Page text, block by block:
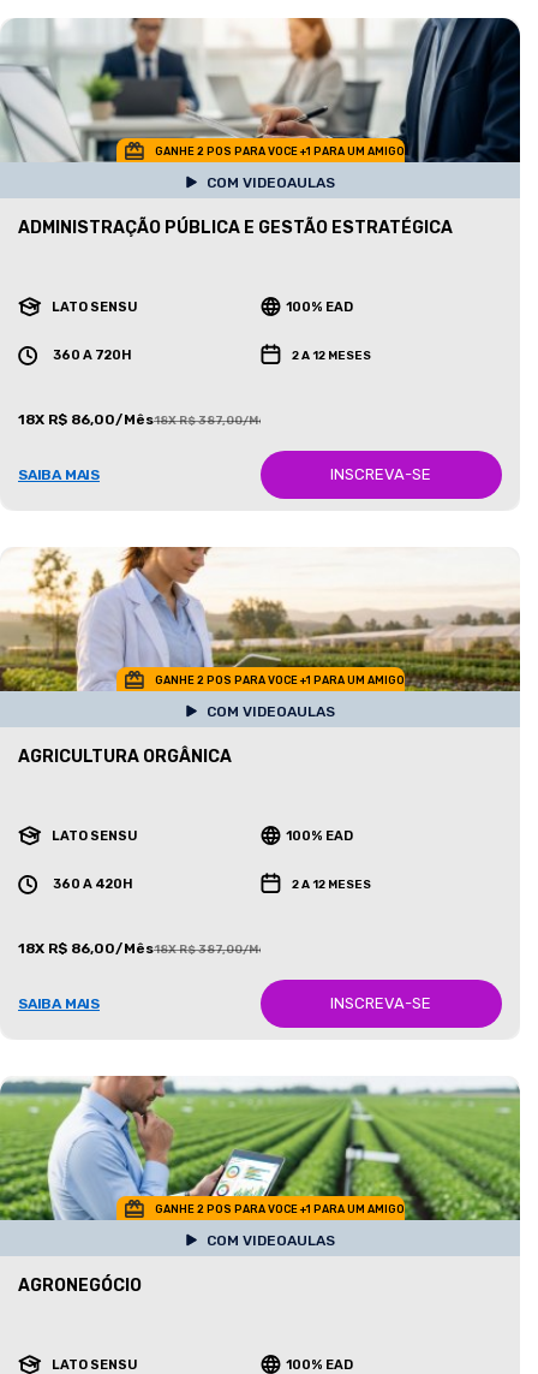
GANHE 2 POS PARA VOCE +1 PARA UM AMIGO
COM VIDEOAULAS
ADMINISTRAÇÃO PÚBLICA E GESTÃO ESTRATÉGICA
LATO SENSU 100% EAD
360 A 720H 2 A 12 MESES
18X R$ 86,00/Mês18X R$ 387,00/Mês
SAIBA MAIS INSCREVA-SE
GANHE 2 POS PARA VOCE +1 PARA UM AMIGO
COM VIDEOAULAS
AGRICULTURA ORGÂNICA
LATO SENSU 100% EAD
360 A 420H 2 A 12 MESES
18X R$ 86,00/Mês18X R$ 387,00/Mês
SAIBA MAIS INSCREVA-SE
GANHE 2 POS PARA VOCE +1 PARA UM AMIGO
COM VIDEOAULAS
AGRONEGÓCIO
LATO SENSU 100% EAD